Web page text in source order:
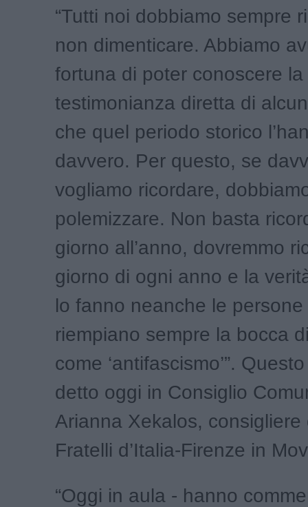
“Tutti noi dobbiamo sempre
non dimenticare. Abbiamo
fortuna di poter conoscere la
testimonianza diretta di
che quel periodo storico
davvero. Per questo, se
vogliamo ricordare,
polemizzare. Non basta
giorno all’anno, dovremmo
giorno di ogni anno e la
lo fanno neanche le
riempiano sempre la bocca
come ‘antifascismo’”.
detto oggi in Consiglio
Arianna Xekalos, consigliere
Fratelli d’Italia-Firenze in
“Oggi in aula - hanno